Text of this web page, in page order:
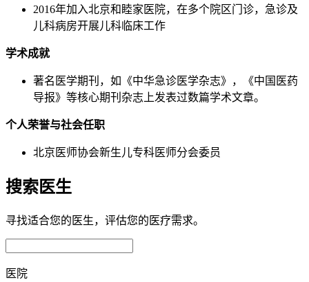
2016年加入北京和睦家医院，在多个院区门诊，急诊及
儿科病房开展儿科临床工作
学术成就
著名医学期刊，如《中华急诊医学杂志》，《中国医药
导报》等核心期刊杂志上发表过数篇学术文章。
个人荣誉与社会任职
北京医师协会新生儿专科医师分会委员
搜索医生
寻找适合您的医生，评估您的医疗需求。
医院